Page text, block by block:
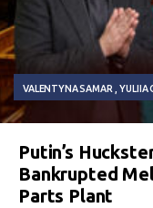
VALENTYNA SAMAR YULIIA
Putin’s
Bankrupted
Parts Plant